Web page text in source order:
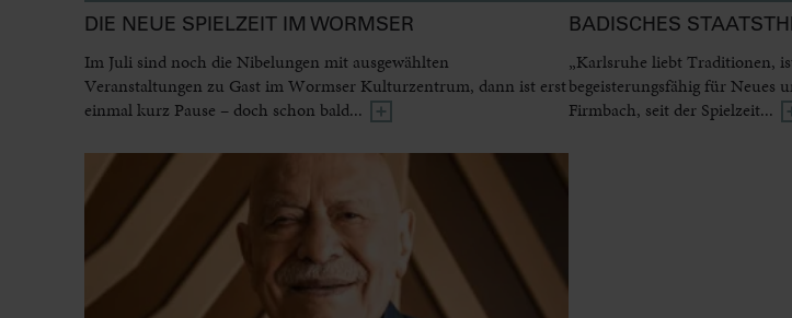
DIE NEUE SPIELZEIT IM WORMSER
Im Juli sind noch die Nibelungen mit ausgewählten
Veranstaltungen zu Gast im Wormser Kulturzentrum, dann ist erst
einmal kurz Pause – doch schon bald...
BADISCHES
„Karlsruhe liebt Traditionen,
begeisterungsfähig für Neues
Firmbach, seit der Spielzeit...